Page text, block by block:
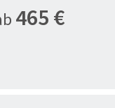
465 €